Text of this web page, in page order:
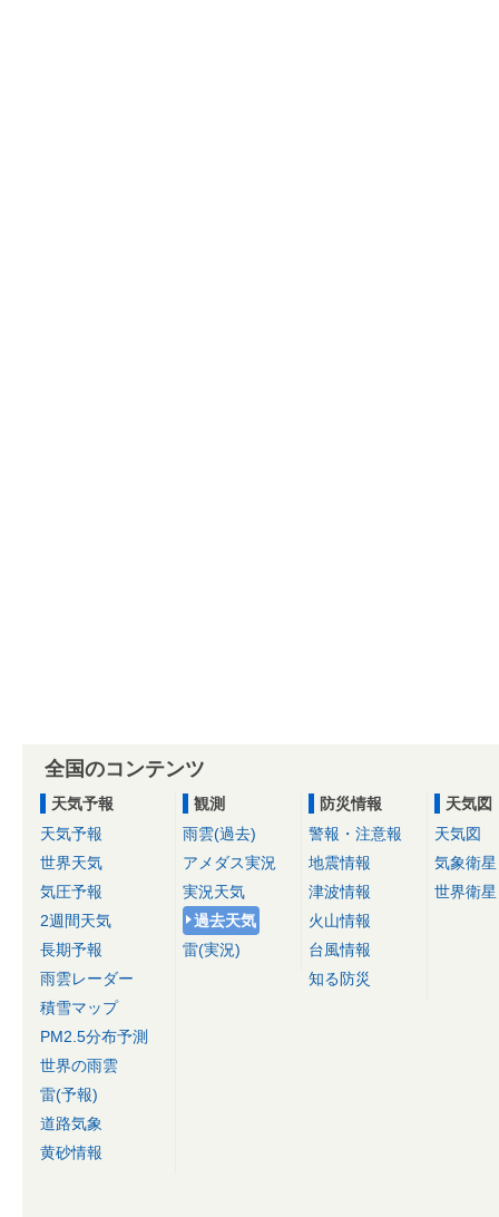
全国のコンテンツ
天気予報
天気予報
世界天気
気圧予報
2週間天気
長期予報
雨雲レーダー
積雪マップ
PM2.5分布予測
世界の雨雲
雷(予報)
道路気象
黄砂情報
観測
雨雲(過去)
アメダス実況
実況天気
過去天気
雷(実況)
防災情報
警報・注意報
地震情報
津波情報
火山情報
台風情報
知る防災
天気図
天気図
気象衛星
世界衛星